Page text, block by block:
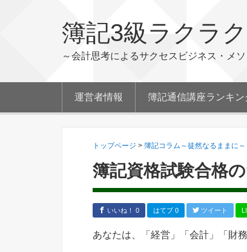
簿記3級ラクラ
～会計思考によるサクセスビジネス・メソ
運営者情報 簿記通信講座ランキン
トップページ > 簿記コラム～徒然なるままに～
簿記資格試験合格
いいね！ 0 はてブ 0 ツイート
あなたは、「経営」「会計」「財